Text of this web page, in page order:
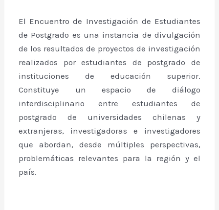
El Encuentro de Investigación de Estudiantes
de Postgrado es una instancia de divulgación
de los resultados de proyectos de investigación
realizados por estudiantes de postgrado de
instituciones de educación superior.
Constituye un espacio de diálogo
interdisciplinario entre estudiantes de
postgrado de universidades chilenas y
extranjeras, investigadoras e investigadores
que abordan, desde múltiples perspectivas,
problemáticas relevantes para la región y el
país.